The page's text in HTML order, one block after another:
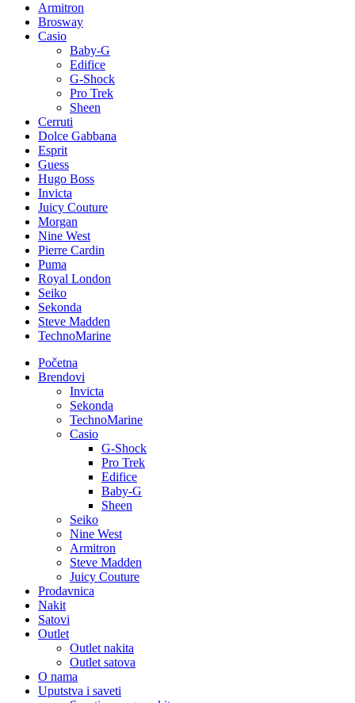
Armitron
Brosway
Casio
Baby-G
Edifice
G-Shock
Pro Trek
Sheen
Cerruti
Dolce Gabbana
Esprit
Guess
Hugo Boss
Invicta
Juicy Couture
Morgan
Nine West
Pierre Cardin
Puma
Royal London
Seiko
Sekonda
Steve Madden
TechnoMarine
Početna
Brendovi
Invicta
Sekonda
TechnoMarine
Casio
G-Shock
Pro Trek
Edifice
Baby-G
Sheen
Seiko
Nine West
Armitron
Steve Madden
Juicy Couture
Prodavnica
Nakit
Satovi
Outlet
Outlet nakita
Outlet satova
O nama
Uputstva i saveti